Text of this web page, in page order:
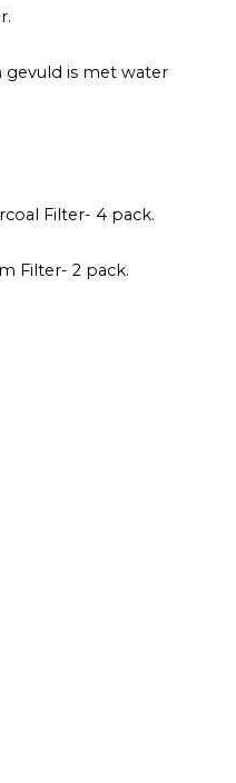
gevuld is met water
Filter- 4 pack.
Filter- 2 pack.